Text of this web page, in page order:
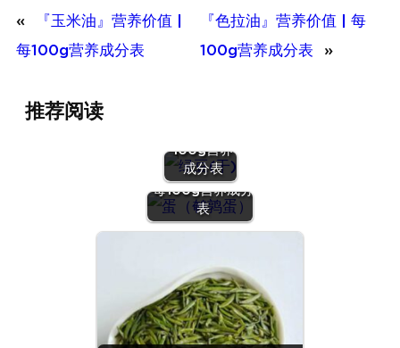
«
『玉米油』营养价值 |
每100g营养成分表
『色拉油』营养价值 | 每
100g营养成分表
»
推荐阅读
100g营养
成分表
『蛋（鹌鹑
蛋）』营养价值 |
每100g营养成分
表
『沙拉